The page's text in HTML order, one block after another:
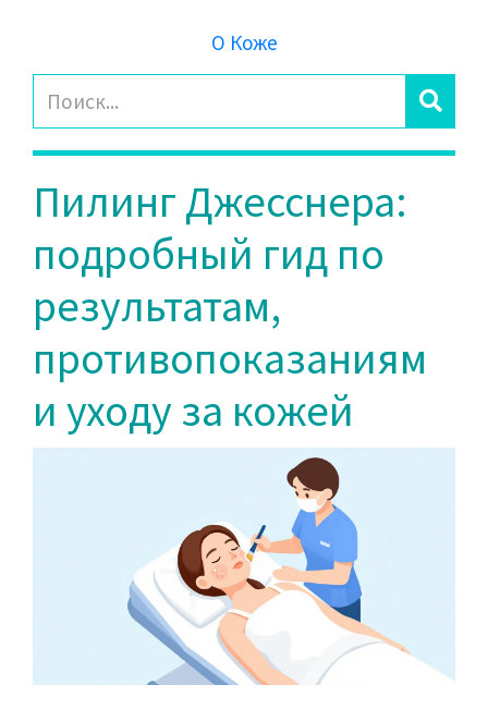
О Коже
Пилинг Джесснера:
подробный гид по
результатам,
противопоказаниям
и уходу за кожей